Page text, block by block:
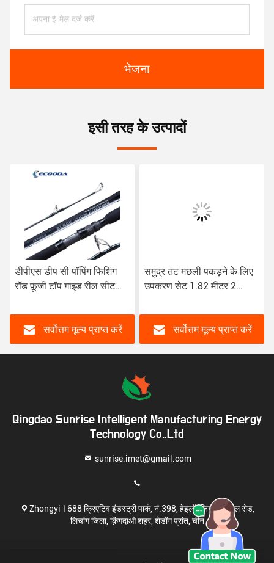
भेजना
इसी तरह के उत्पादों
डीपीएस डीप सी पॉपिंग फिशिंग
रॉड फ़ूजी टॉप गाइड रील सीट
सर्वोत्तम मूल्य प्राप्त करें
समुद्र तट मछली पकड़ने के लिए
उपकरण सेट 1.82 मीटर 2
मछली पकड़ने के लिए पूर्ण सेट
सर्वोत्तम मूल्य प्राप्त करें
Qingdao Sunrise Intelligent Manufacturing Energy
Technology Co.,Ltd
sunrise.imet@gmail.com
Zhongyi 1688 क्रिएटिव इंडस्ट्री पार्क, नं.398, हेइलोंगजियांग मिडिल रोड,
लिचांग जिला, क़िंगदाओ शहर, शेडोंग प्रांत, चीन